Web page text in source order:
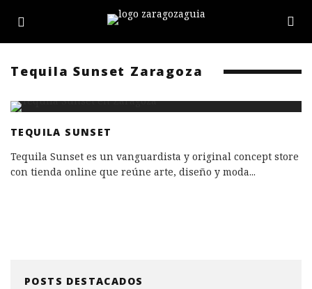
Tequila Sunset Zaragoza
TEQUILA SUNSET
Tequila Sunset es un vanguardista y original concept store
con tienda online que reúne arte, diseño y moda...
POSTS DESTACADOS